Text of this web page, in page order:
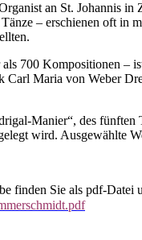
an St. Johannis
– erschienen oft in
700 Kompositionen
Maria von Weber
Manier“, des
wird. Ausgewählte
finden Sie als pdf-Datei